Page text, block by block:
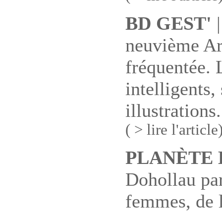
BD GEST'
neuvième
fréquentée.
intelligents,
illustrations.
( > lire
PLANÈTE
Dohollau
femmes, de